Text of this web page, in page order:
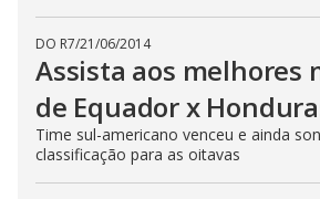
DO R7/21/06/2014
Assista aos melhores
de Equador x
Time sul-americano venceu e ainda
classificação para as oitavas